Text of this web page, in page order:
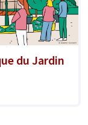
du Jardin